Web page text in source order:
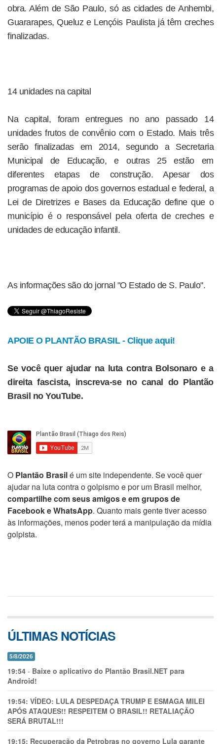
obra. Além de São Paulo, só as cidades de Anhembi,
Guararapes, Queluz e Lençóis Paulista já têm creches
finalizadas.
14 unidades na capital
Na capital, foram entregues no ano passado 14
unidades frutos de convênio com o Estado. Mais três
serão finalizadas em 2014, segundo a Secretaria
Municipal de Educação, e outras 25 estão em
diferentes etapas de construção. Apesar dos
programas de apoio dos governos estadual e federal, a
Lei de Diretrizes e Bases da Educação define que o
município é o responsável pela oferta de creches e
unidades de educação infantil.
As informações são do jornal "O Estado de S. Paulo".
APOIE O PLANTÃO BRASIL - Clique aqui!
Se você quer ajudar na luta contra Bolsonaro e a
direita fascista, inscreva-se no canal do Plantão
Brasil no YouTube.
O Plantão Brasilé um site independente. Se você quer
ajudar na luta contra o golpismo e por um Brasil melhor,
compartilhe com seus amigos e em grupos de
Facebook e WhatsApp. Quanto mais gente tiver acesso
às informações, menos poder terá a manipulação da mídia
golpista.
ÚLTIMAS NOTÍCIAS
5/8/2026
19:54 - Baixe o aplicativo do Plantão Brasil.NET para
Android!
19:54: VÍDEO: LULA DESPEDAÇA TRUMP E ESMAGA MILEI
APÓS ATAQUES!! RESPEITEM O BRASIL!! RETALIAÇÃO
SERÁ BRUTAL!!!
19:15: Recuperação da Petrobras no governo Lula garante